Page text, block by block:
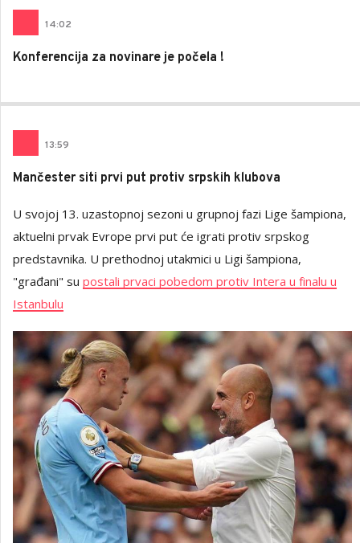
14:02
Konferencija za novinare je počela !
13:59
Mančester siti prvi put protiv srpskih klubova
U svojoj 13. uzastopnoj sezoni u grupnoj fazi Lige šampiona,
aktuelni prvak Evrope prvi put će igrati protiv srpskog
predstavnika. U prethodnoj utakmici u Ligi šampiona,
"građani" su postali prvaci pobedom protiv Intera u finalu u
Istanbulu